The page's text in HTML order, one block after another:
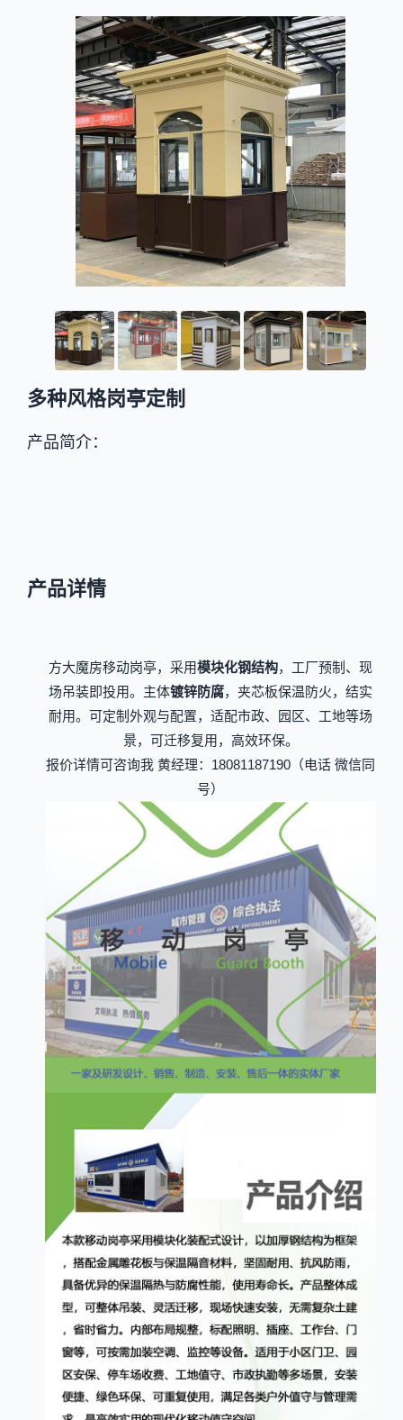
多种风格岗亭定制
产品简介：
产品详情
方大魔房移动岗亭，采用模块化钢结构，工厂预制、现
场吊装即投用。主体镀锌防腐，夹芯板保温防火，结实
耐用。可定制外观与配置，适配市政、园区、工地等场
景，可迁移复用，高效环保。
报价详情可咨询我 黄经理：18081187190（电话 微信同
号）